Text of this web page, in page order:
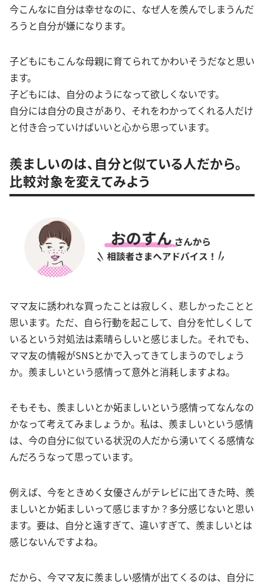
今こんなに自分は幸せなのに、なぜ人を羨んでしまうんだ
ろうと自分が嫌になります。
子どもにもこんな母親に育てられてかわいそうだなと思い
ます。
子どもには、自分のようになって欲しくないです。
自分には自分の良さがあり、それをわかってくれる人だけ
と付き合っていけばいいと心から思っています。
羨ましいのは、自分と似ている人だから。
比較対象を変えてみよう
ママ友に誘われな買ったことは寂しく、悲しかったことと
思います。ただ、自ら行動を起こして、自分を忙しくして
いるという対処法は素晴らしいと感じました。それでも、
ママ友の情報がSNSとかで入ってきてしまうのでしょう
か。羨ましいという感情って意外と消耗しますよね。
そもそも、羨ましいとか妬ましいという感情ってなんなの
かなって考えてみましょうか。私は、羨ましいという感情
は、今の自分に似ている状況の人だから湧いてくる感情な
んだろうなって思っています。
例えば、今をときめく女優さんがテレビに出てきた時、羨
ましいとか妬ましいって感じますか？多分感じないと思い
ます。要は、自分と遠すぎて、違いすぎて、羨ましいとは
感じないんですよね。
だから、今ママ友に羨ましい感情が出てくるのは、自分に